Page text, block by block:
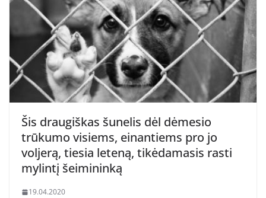
Šis draugiškas šunelis dėl dėmesio
trūkumo visiems, einantiems pro jo
voljerą, tiesia leteną, tikėdamasis rasti
mylintį šeimininką
19.04.2020